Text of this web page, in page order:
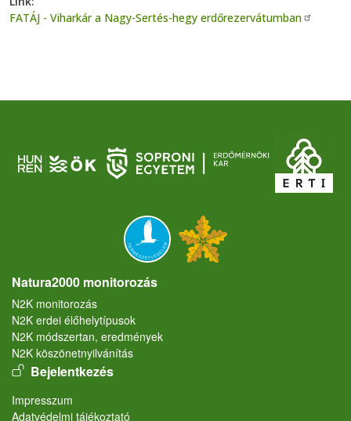
FATÁJ - Viharkár a Nagy-Sertés-hegy erdőrezervátumban
Natura2000 monitorozás
N2K monitorozás
N2K erdei élőhelytípusok
N2K módszertan, eredmények
N2K köszönetnyilvánítás
User account menu
Bejelentkezés
Lábléc
Impresszum
Adatvédelmi tájékoztató